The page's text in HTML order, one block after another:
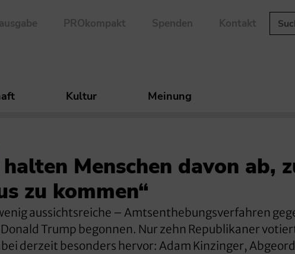
PROkompakt Spenden Kontakt
Kultur Meinung
Menschen davon ab,
zu kommen“
aussichtsreiche – Amtsenthebungsverfahren
Trump begonnen. Nur zehn Republikaner
derzeit besonders hervor: Adam Kinzinger,